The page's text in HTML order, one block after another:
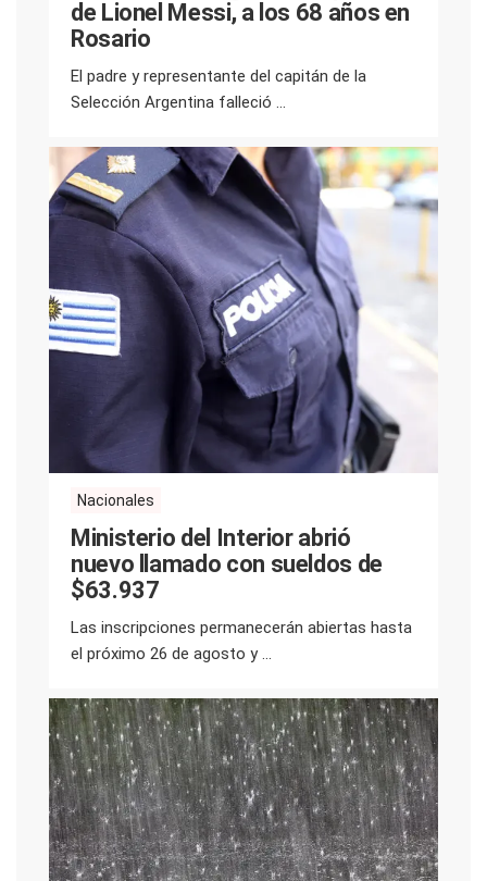
de Lionel Messi, a los 68 años en
Rosario
El padre y representante del capitán de la
Selección Argentina falleció ...
Nacionales
Ministerio del Interior abrió
nuevo llamado con sueldos de
$63.937
Las inscripciones permanecerán abiertas hasta
el próximo 26 de agosto y ...